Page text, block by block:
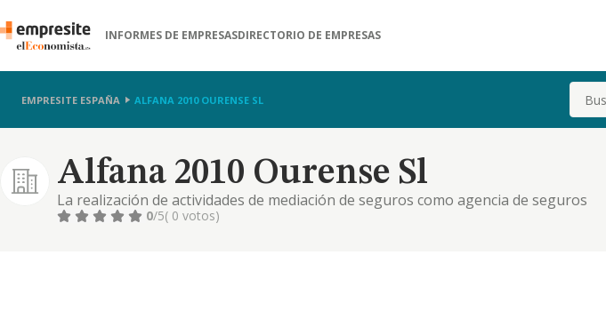
INFORMES DE EMPRESASDIRECTORIO DE EMPRESAS
EMPRESITE ESPAÑA ALFANA 2010 OURENSE SL Buscar
Alfana 2010 Ourense Sl
La realización de actividades de mediación de seguros como agencia de seguros
0/5( 0 votos)